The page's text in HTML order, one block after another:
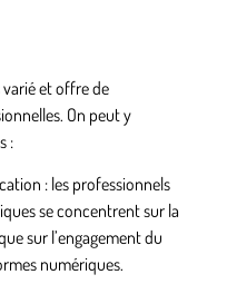
varié et offre de
On peut y
:
: les professionnels
se concentrent sur la
sur l’engagement du
numériques.